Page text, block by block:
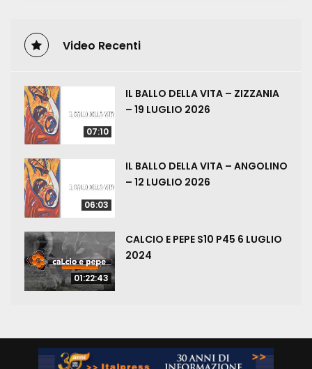
Video Recenti
07:10
IL BALLO DELLA VITA – ZIZZANIA
– 19 LUGLIO 2026
06:03
IL BALLO DELLA VITA – ANGOLINO
– 12 LUGLIO 2026
01:22:43
CALCIO E PEPE S10 P45 6 LUGLIO
2024